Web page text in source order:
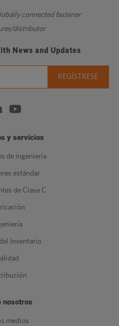
connected fastener
distributor
News and Updates
y servicios
de ingeniería
estándar
de Clase C
Inventario
nosotros
medios